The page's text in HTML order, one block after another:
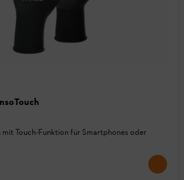
mit Touch-Funktion für Smartphones oder